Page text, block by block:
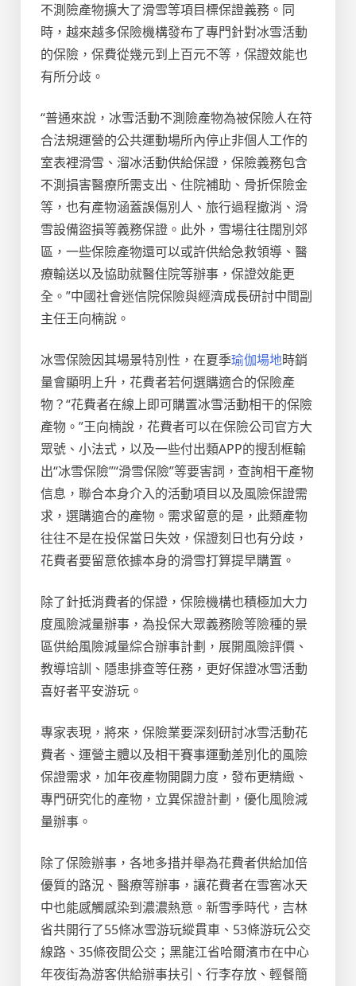
不測險產物擴大了滑雪等項目標保證義務。同
時，越來越多保險機構發布了專門針對冰雪活動
的保險，保費從幾元到上百元不等，保證效能也
有所分歧。
“普通來說，冰雪活動不測險產物為被保險人在符
合法規運營的公共運動場所內停止非個人工作的
室表裡滑雪、溜冰活動供給保證，保險義務包含
不測損害醫療所需支出、住院補助、骨折保險金
等，也有產物涵蓋誤傷別人、旅行過程撤消、滑
雪設備盜損等義務保證。此外，雪場往往闊別郊
區，一些保險產物還可以或許供給急救領導、醫
療輸送以及協助就醫住院等辦事，保證效能更
全。”中國社會迷信院保險與經濟成長研討中間副
主任王向楠說。
冰雪保險因其場景特別性，在夏季瑜伽場地時銷
量會顯明上升，花費者若何選購適合的保險產
物？“花費者在線上即可購置冰雪活動相干的保險
產物。”王向楠說，花費者可以在保險公司官方大
眾號、小法式，以及一些付出類APP的搜刮框輸
出“冰雪保險”“滑雪保險”等要害詞，查詢相干產物
信息，聯合本身介入的活動項目以及風險保證需
求，選購適合的產物。需求留意的是，此類產物
往往不是在投保當日失效，保證刻日也有分歧，
花費者要留意依據本身的滑雪打算提早購置。
除了針抵消費者的保證，保險機構也積極加大力
度風險減量辦事，為投保大眾義務險等險種的景
區供給風險減量綜合辦事計劃，展開風險評價、
教導培訓、隱患排查等任務，更好保證冰雪活動
喜好者平安游玩。
專家表現，將來，保險業要深刻研討冰雪活動花
費者、運營主體以及相干賽事運動差別化的風險
保證需求，加年夜產物開闢力度，發布更精緻、
專門研究化的產物，立異保證計劃，優化風險減
量辦事。
除了保險辦事，各地多措并舉為花費者供給加倍
優質的路況、醫療等辦事，讓花費者在雪窖冰天
中也能感觸感染到濃濃熱意。新雪季時代，吉林
省共開行了55條冰雪游玩縱貫車、53條游玩公交
線路、35條夜間公交；黑龍江省哈爾濱市在中心
年夜街為游客供給辦事扶引、行李存放、輕餐簡